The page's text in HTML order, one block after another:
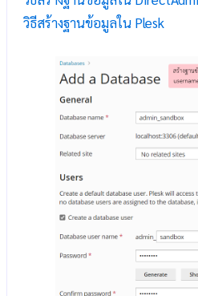
วิธีสร้างฐานข้อมูลใน Plesk